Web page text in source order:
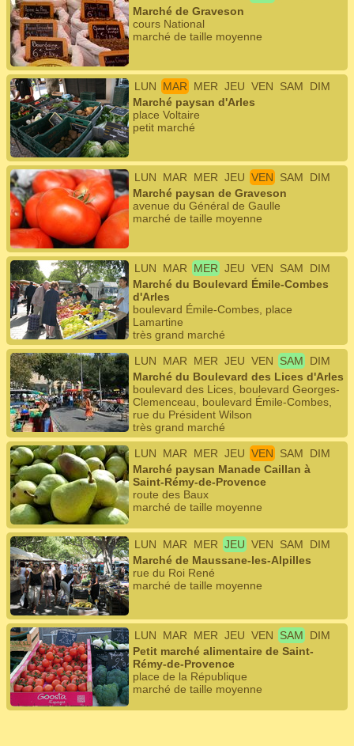
Marché de Graveson
cours National
marché de taille moyenne
LUN MAR MER JEU VEN SAM
DIM
Marché paysan d'Arles
place Voltaire
petit marché
LUN MAR MER JEU VEN SAM
DIM
Marché paysan de Graveson
avenue du Général de Gaulle
marché de taille moyenne
LUN MAR MER JEU VEN SAM
DIM
Marché du Boulevard Émile-Combes
d'Arles
boulevard Émile-Combes, place
Lamartine
très grand marché
LUN MAR MER JEU VEN SAM
DIM
Marché du Boulevard des Lices d'Arles
boulevard des Lices, boulevard Georges-
Clemenceau, boulevard Émile-Combes,
rue du Président Wilson
très grand marché
LUN MAR MER JEU VEN SAM
DIM
Marché paysan Manade Caillan à
Saint-Rémy-de-Provence
route des Baux
marché de taille moyenne
LUN MAR MER JEU VEN SAM
DIM
Marché de Maussane-les-Alpilles
rue du Roi René
marché de taille moyenne
LUN MAR MER JEU VEN SAM
DIM
Petit marché alimentaire de Saint-
Rémy-de-Provence
place de la République
marché de taille moyenne